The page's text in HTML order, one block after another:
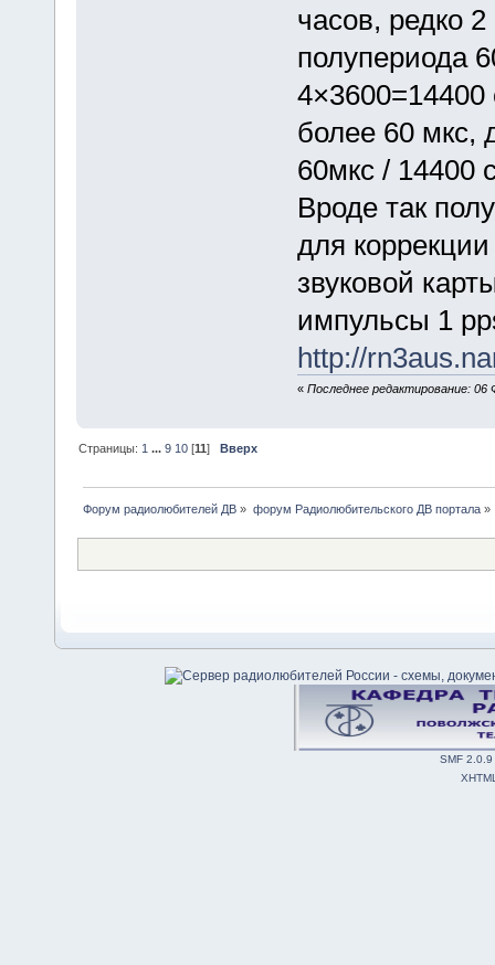
часов, редко
полупериода
4×3600=14400
более 60 мкс,
60мкс / 14400
Вроде так
для
звуковой
импульсы 1
http://
« Последнее редактирование: 06
Страницы: 1 ...9 10 [11]Вверх
Форум радиолюбителей ДВ » форум Радиолюбительского ДВ портала»
SMF 2.0.9